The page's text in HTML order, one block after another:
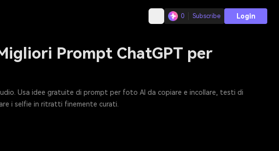
0 Subscribe Login
Prompt ChatGPT per
Usa idee gratuite di prompt per foto AI da copiare e incollare, testi di
i selfie in ritratti finemente curati.